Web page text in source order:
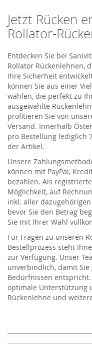
Jetzt Rücken
Rollator-
Entdecken Sie bei
Rollator Rückenlehnen,
Ihre Sicherheit
können Sie aus einer
wählen, die perfekt zu
ausgewählte
profitieren Sie von
Versand. Innerhalb
pro Bestellung lediglich
der Artikel.
Unsere
können mit PayPal,
bezahlen. Als
Möglichkeit, auf
inkl. aller
bevor Sie den Betrag
Sie mit Ihrer Wahl
Für Fragen zu unseren
Bestellprozess steht
zur Verfügung. Unser
unverbindlich, damit
Bedürfnissen
optimale Unterstützung
Rückenlehne und